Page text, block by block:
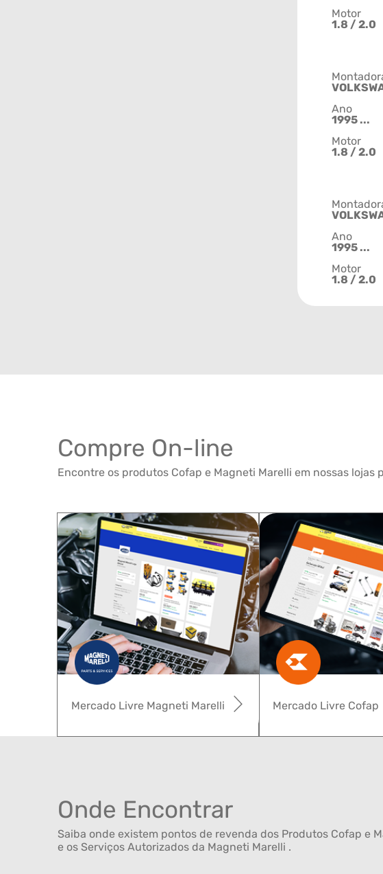
Motor
1.8 / 2.0
Ano
1995 ...
Motor
1.8 / 2.0
Ano
1995 ...
Motor
1.8 / 2.0
Compre On-line
Encontre os produtos Cofap e Magneti Marelli em nossas lojas
Mercado Livre Cofap
Mercado Livre Magneti Marelli
Onde Encontrar
Saiba onde existem pontos de revenda dos Produtos Cofap e
e os Serviços Autorizados da Magneti Marelli .